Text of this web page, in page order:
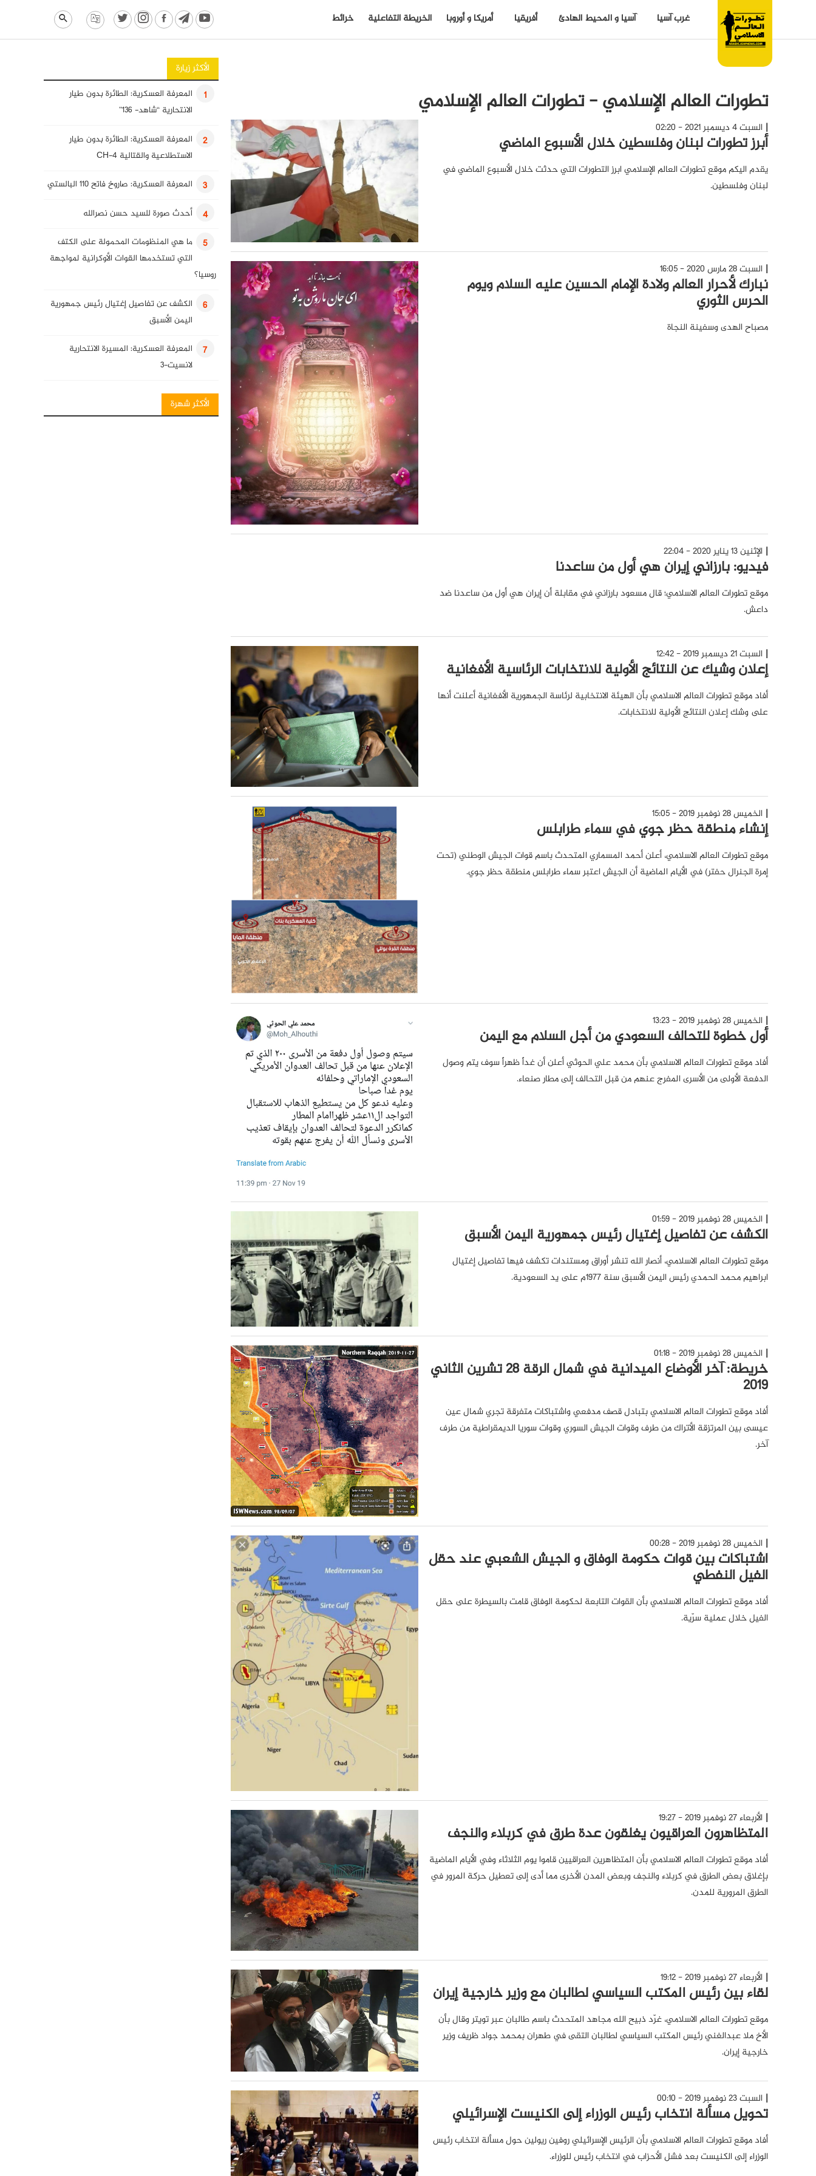
غرب آسيا آسيا و المحيط الهادئ أفريقيا أمريكا و أوروبا الخريطة التفاعلية خرائط
تطورات العالم الإسلامي - تطورات العالم الإسلامي
السبت 4 ديسمبر 2021 - 02:20
أبرز تطورات لبنان وفلسطين خلال الأسبوع الماضي
يقدم اليكم موقع تطورات العالم الإسلامي ابرز التطورات التي حدثت خلال الأسبوع الماضي في
لبنان وفلسطين.
السبت 28 مارس 2020 - 16:05
نبارك لأحرار العالم ولادة الإمام الحسين عليه السلام ويوم
الحرس الثوري
مصباح الهدى وسفينة النجاة
الإثنين 13 يناير 2020 - 22:04
فيديو: بارزاني إيران هي أول من ساعدنا
موقع تطورات العالم الاسلامي؛ قال مسعود بارزاني في مقابلة أن إيران هي أول من ساعدنا ضد
داعش.
السبت 21 ديسمبر 2019 - 12:42
إعلان وشيك عن النتائج الأولية للانتخابات الرئاسية الأفغانية
أفاد موقع تطورات العالم الاسلامي بأن الهيئة الانتخابية لرئاسة الجمهورية الأفغانية أعلنت أنها
على وشك إعلان النتائج الأولية للانتخابات.
الخميس 28 نوفمبر 2019 - 15:05
إنشاء منطقة حظر جوي في سماء طرابلس
موقع تطورات العالم الاسلامي، أعلن أحمد المسماري المتحدث باسم قوات الجيش الوطني (تحت
إمرة الجنرال حفتر) في الأيام الماضية أن الجيش اعتبر سماء طرابلس منطقة حظر جوي.
الخميس 28 نوفمبر 2019 - 13:23
أول خطوة للتحالف السعودي من أجل السلام مع اليمن
أفاد موقع تطورات العالم الاسلامي بأن محمد علي الحوثي أعلن أن غداً ظهراً سوف يتم وصول
الدفعة الأولى من الأسرى المفرج عنهم من قبل التحالف إلى مطار صنعاء.
الخميس 28 نوفمبر 2019 - 01:59
الكشف عن تفاصيل إغتيال رئيس جمهورية اليمن الأسبق
موقع تطورات العالم الاسلامي، أنصار الله تنشر أوراق ومستندات تكشف فيها تفاصيل إغتيال
ابراهيم محمد الحمدي رئيس اليمن الأسبق سنة 1977م على يد السعودية.
الخميس 28 نوفمبر 2019 - 01:18
خريطة: آخر الأوضاع الميدانية في شمال الرقة 28 تشرين الثاني
2019
أفاد موقع تطورات العالم الاسلامي بتبادل قصف مدفعي واشتباكات متفرقة تجري شمال عين
عيسى بين المرتزقة الأتراك من طرف وقوات الجيش السوري وقوات سوريا الديمقراطية من طرف
آخر.
الخميس 28 نوفمبر 2019 - 00:28
اشتباكات بين قوات حكومة الوفاق و الجيش الشعبي عند حقل
الفيل النفطي
أفاد موقع تطورات العالم الاسلامي بأن القوات التابعة لحكومة الوفاق قامت بالسيطرة على حقل
الفيل خلال عملية سرّية.
الأربعاء 27 نوفمبر 2019 - 19:27
المتظاهرون العراقيون يغلقون عدة طرق في كربلاء والنجف
أفاد موقع تطورات العالم الاسلامي بأن المتظاهرين العراقيين قاموا يوم الثلاثاء وفي الأيام الماضية
بإغلاق بعض الطرق في كربلاء والنجف وبعض المدن الأخرى مما أدى إلى تعطيل حركة المرور في
الطرق المرورية للمدن.
الأربعاء 27 نوفمبر 2019 - 19:12
لقاء بين رئيس المكتب السياسي لطالبان مع وزير خارجية إيران
موقع تطورات العالم الاسلامي، غرّد ذبيح الله مجاهد المتحدث باسم طالبان عبر تويتر وقال بأن
الأخ ملا عبدالغني رئيس المكتب السياسي لطالبان التقى في طهران بمحمد جواد ظريف وزير
خارجية إيران.
السبت 23 نوفمبر 2019 - 00:10
تحويل مسألة انتخاب رئيس الوزراء إلى الكنيست الإسرائيلي
أفاد موقع تطورات العالم الاسلامي بأن الرئيس الإسرائيلي روفين ريولين حول مسألة انتخاب رئيس
الوزراء إلى الكنيست بعد فشل الأحزاب في انتخاب رئيس للوزراء.
الأكثر زيارة
1
المعرفة العسكرية: الطائرة بدون طيار
الانتحارية “شاهد- 136”
2
المعرفة العسكرية: الطائرة بدون طيار
الاستطلاعية والقتالية CH-4
3 المعرفة العسكرية: صاروخ فاتح 110 البالستي
4 أحدث صورة للسيد حسن نصرالله
5
ما هي المنظومات المحمولة على الكتف
التي تستخدمها القوات الأوكرانية لمواجهة
روسيا؟
6
الكشف عن تفاصيل إغتيال رئيس جمهورية
اليمن الأسبق
7
المعرفة العسكرية: المسيرة الانتحارية
لانسيت-3
8 انفوغرافيك: فصائل المقاومة العراقية
الأكثر شهرة